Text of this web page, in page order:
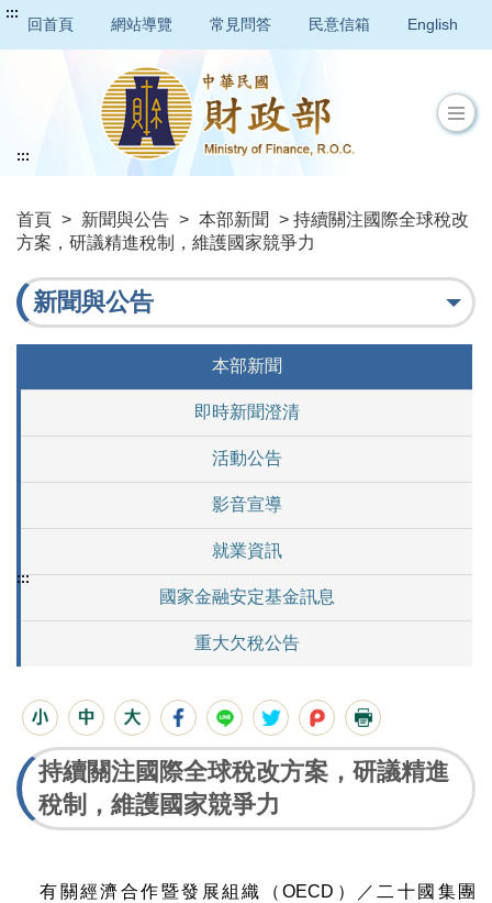
:::
回首頁 網站導覽 常見問答 民意信箱 English
首頁 > 新聞與公告 > 本部新聞
> 持續關注國際全球稅改
方案，研議精進稅制，維護國家競爭力
:::
新聞與公告
本部新聞
即時新聞澄清
活動公告
影音宣導
就業資訊
國家金融安定基金訊息
重大欠稅公告
:::
持續關注國際全球稅改方案，研議精進
稅制，維護國家競爭力
有關經濟合作暨發展組織（OECD ）／二十國集團